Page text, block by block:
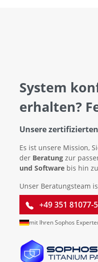
System
erhalten?
Unsere
Es ist unsere Mission,
der Beratung zur
und Software bis hin
Unser Beratungsteam
+49 351 81077-
mit Ihren Sophos